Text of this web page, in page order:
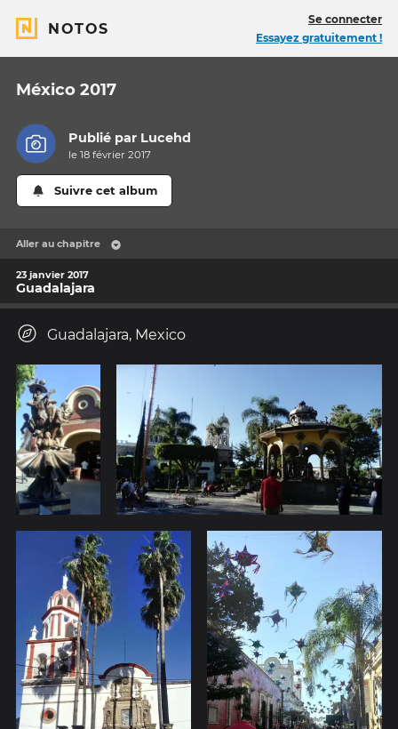
NOTOS
Se connecter
Essayez gratuitement !
México 2017
Publié par Lucehd
le 18 février 2017
Suivre cet album
Aller au chapitre
23 janvier 2017
Guadalajara
Guadalajara, Mexico